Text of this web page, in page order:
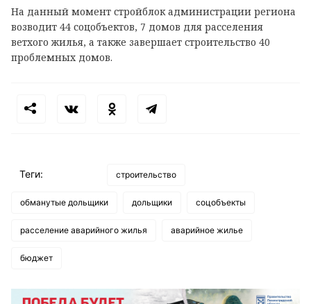
На данный момент стройблок администрации региона
возводит 44 соцобъектов, 7 домов для расселения
ветхого жилья, а также завершает строительство 40
проблемных домов.
Теги: строительство
обманутые дольщики дольщики соцобъекты
расселение аварийного жилья аварийное жилье
бюджет